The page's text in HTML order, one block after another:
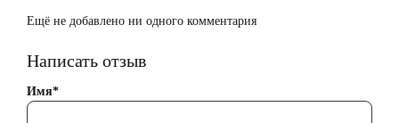
Ещё не добавлено ни одного комментария
Написать отзыв
Имя*